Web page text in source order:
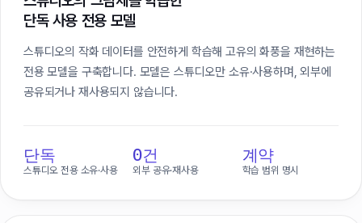
단독 사용 전용 모델
스튜디오의 작화 데이터를 안전하게 학습해 고유의 화풍을 재현하는
전용 모델을 구축합니다. 모델은 스튜디오만 소유·사용하며, 외부에
공유되거나 재사용되지 않습니다.
단독
스튜디오 전용 소유·사용
0건
외부 공유·재사용
계약
학습 범위 명시